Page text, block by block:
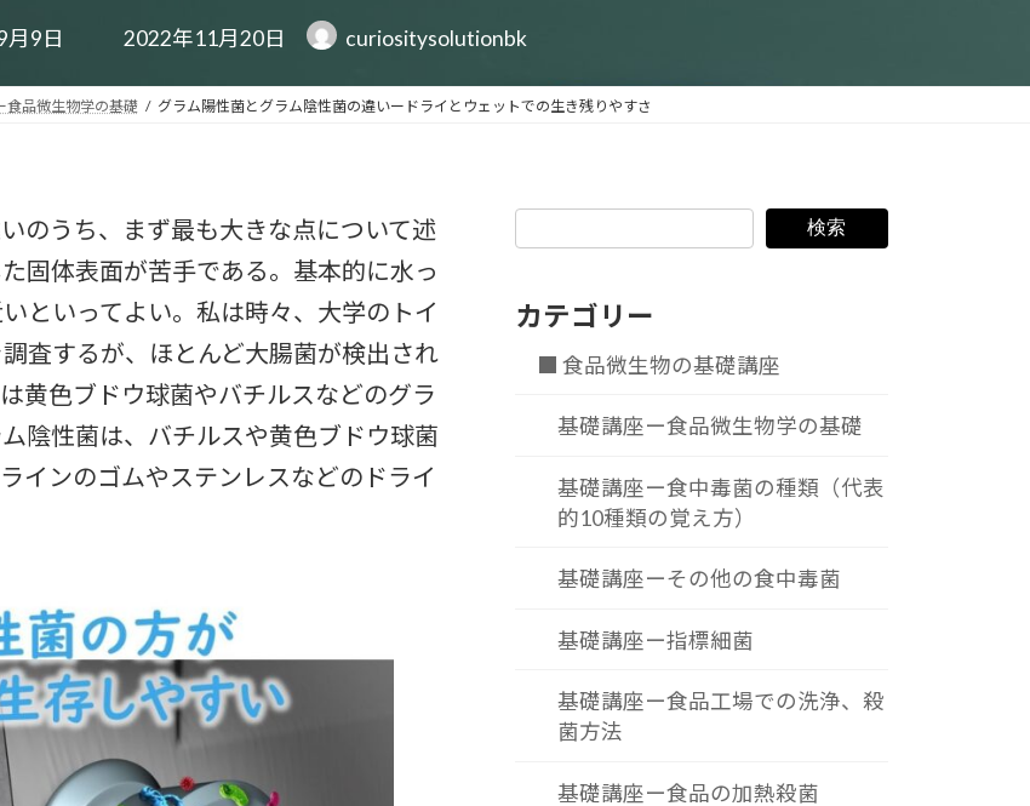
月9日
最
終
新
日
2022年11月20日 curiositysolutionbk
食品微生物学の基礎 グラム陽性菌とグラム陰性菌の違いードライとウェットでの生き残りやすさ
のうち、まず最も大きな点について述
固体表面が苦手である。基本的に水っ
といってよい。私は時々、大学のトイ
査するが、ほとんど大腸菌が検出され
黄色ブドウ球菌やバチルスなどのグラ
陰性菌は、バチルスや黄色ブドウ球菌
インのゴムやステンレスなどのドライ
検索
カテゴリー
■ 食品微生物の基礎講座
基礎講座ー食品微生物学の基礎
基礎講座ー食中毒菌の種類（代表
的10種類の覚え方）
基礎講座ーその他の食中毒菌
基礎講座ー指標細菌
基礎講座ー食品工場での洗浄、殺
菌方法
基礎講座ー食品の加熱殺菌